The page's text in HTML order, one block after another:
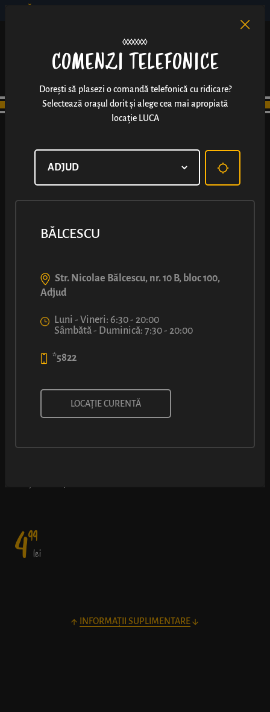
ȘTRUDEL CU UMPLUTURĂ
CREMOASĂ CU IAURT
499
lei
INFORMAȚII SUPLIMENTARE
COMENZI TELEFONICE
Dorești să plasezi o comandă telefonică cu ridicare?
Selectează orașul dorit și alege cea mai apropiată
locație LUCA
BĂLCESCU
Str. Nicolae Bălcescu, nr. 10 B, bloc 100,
Adjud
Luni - Vineri: 6:30 - 20:00
Sâmbătă - Duminică: 7:30 - 20:00
*5822
LOCAȚIE CURENTĂ